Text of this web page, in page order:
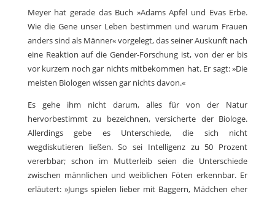
Meyer hat gerade das Buch »Adams Apfel und Evas Erbe.
Wie die Gene unser Leben bestimmen und warum Frauen
anders sind als Männer« vorgelegt, das seiner Auskunft nach
eine Reaktion auf die Gender-Forschung ist, von der er bis
vor kurzem noch gar nichts mitbekommen hat. Er sagt: »Die
meisten Biologen wissen gar nichts davon.«
Es gehe ihm nicht darum, alles für von der Natur
hervorbestimmt zu bezeichnen, versicherte der Biologe.
Allerdings gebe es Unterschiede, die sich nicht
wegdiskutieren ließen. So sei Intelligenz zu 50 Prozent
vererbbar; schon im Mutterleib seien die Unterschiede
zwischen männlichen und weiblichen Föten erkennbar. Er
erläutert: »Jungs spielen lieber mit Baggern, Mädchen eher